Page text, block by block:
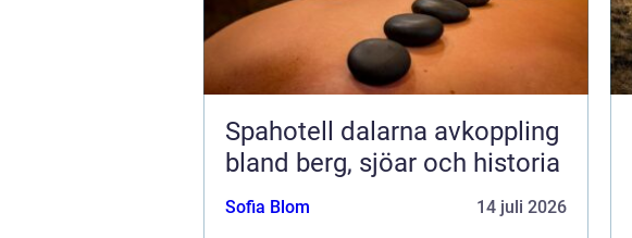
Spahotell dalarna avkoppling
bland berg, sjöar och historia
Sofia Blom 14 juli 2026